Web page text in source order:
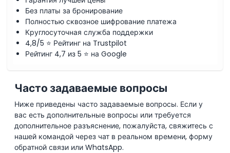
Без платы за бронирование
Полностью сквозное шифрование платежа
Круглосуточная служба поддержки
4,8/5 ⭐ Рейтинг на Trustpilot
Рейтинг 4,7 из 5 ⭐ на Google
Часто задаваемые вопросы
Ниже приведены часто задаваемые вопросы. Если у
вас есть дополнительные вопросы или требуется
дополнительное разъяснение, пожалуйста, свяжитесь с
нашей командой через чат в реальном времени, форму
обратной связи или WhatsApp.